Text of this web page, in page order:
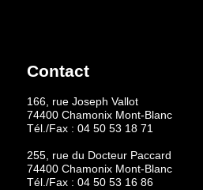
Contact
166, rue Joseph Vallot
74400 Chamonix Mont-Blanc
Tél./Fax : 04 50 53 18 71
255, rue du Docteur Paccard
74400 Chamonix Mont-Blanc
Tél./Fax : 04 50 53 16 86